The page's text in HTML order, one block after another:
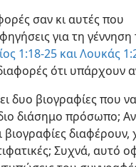
σαν κι αυτές που
για τη
1:18-25 καιΛουκάς
ότι υπάρχουν
δυο βιογραφίες που να
διάσημο πρόσωπο; Αν
βιογραφίες διαφέρουν,
Συχνά, αυτό